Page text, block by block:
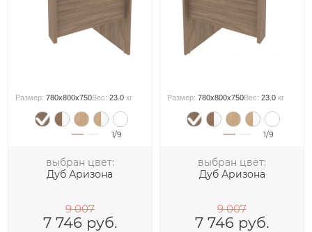
Размер:780x800x750Вес:23.0 кг
1/9
выбран цвет:
Дуб Аризона
9 007
7 746 руб.
Размер:780x800x750Вес:23.0 кг
1/9
выбран цвет:
Дуб Аризона
9 007
7 746 руб.